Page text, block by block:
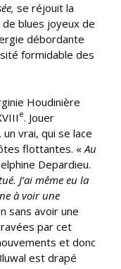
se réjouit la
blues joyeux de
débordante
formidable des
Houdinière
e. Jouer
vrai, qui se lace
flottantes. « Au
Depardieu.
J’ai même eu la
à voir une
sans avoir une
par cet
et donc
est drapé